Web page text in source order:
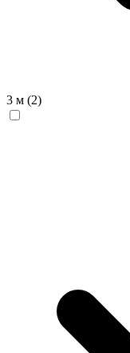
3 м (2)